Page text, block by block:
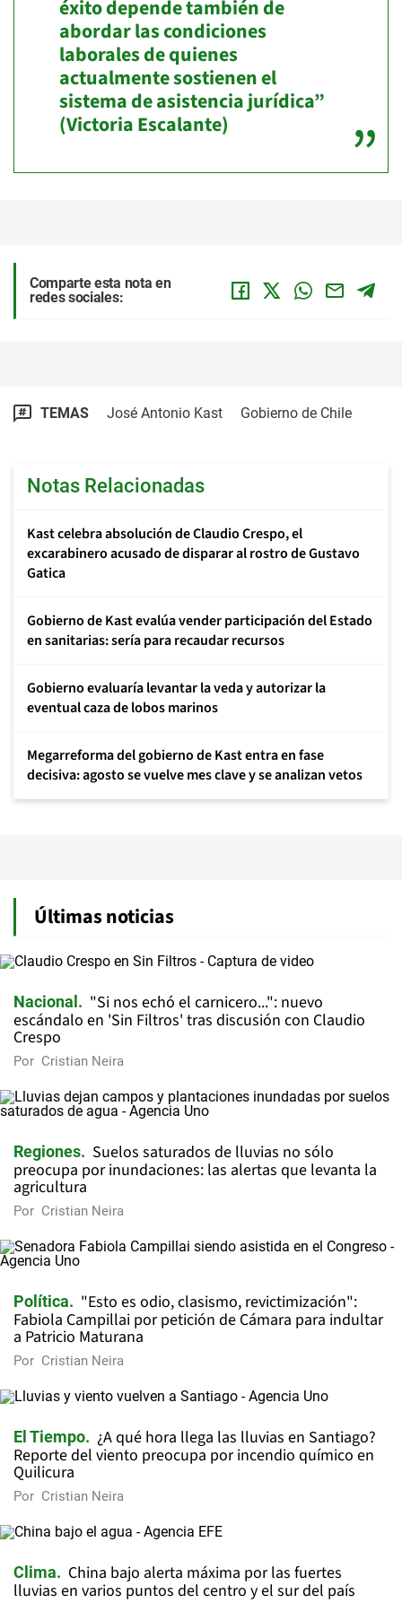
éxito depende también de
abordar las condiciones
laborales de quienes
actualmente sostienen el
sistema de asistencia jurídica”
(Victoria Escalante)
Comparte esta nota en
redes sociales:
TEMAS José Antonio Kast Gobierno de Chile
Notas Relacionadas
Kast celebra absolución de Claudio Crespo, el
excarabinero acusado de disparar al rostro de Gustavo
Gatica
Gobierno de Kast evalúa vender participación del Estado
en sanitarias: sería para recaudar recursos
Gobierno evaluaría levantar la veda y autorizar la
eventual caza de lobos marinos
Megarreforma del gobierno de Kast entra en fase
decisiva: agosto se vuelve mes clave y se analizan vetos
Últimas noticias
Nacional
"Si nos echó el carnicero...": nuevo
escándalo en 'Sin Filtros' tras discusión con Claudio
Crespo
Por Cristian Neira
Regiones
Suelos saturados de lluvias no sólo
preocupa por inundaciones: las alertas que levanta la
agricultura
Por Cristian Neira
Política
"Esto es odio, clasismo, revictimización":
Fabiola Campillai por petición de Cámara para indultar
a Patricio Maturana
Por Cristian Neira
El Tiempo
¿A qué hora llega las lluvias en Santiago?
Reporte del viento preocupa por incendio químico en
Quilicura
Por Cristian Neira
Clima
China bajo alerta máxima por las fuertes
lluvias en varios puntos del centro y el sur del país